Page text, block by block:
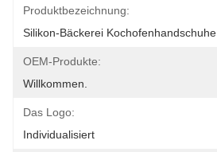
Produktbezeichnung:
Silikon-Bäckerei Kochofenhandschuhe
OEM-Produkte:
Willkommen.
Das Logo:
Individualisiert